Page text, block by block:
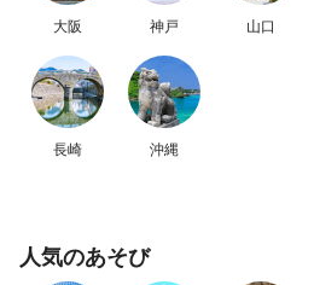
大阪 神戸 山口
長崎 沖縄
人気のあそび